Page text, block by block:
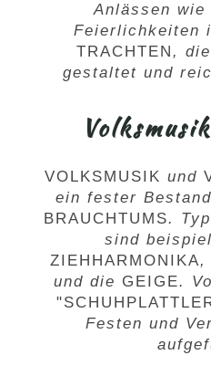
Anlässen wie
Feierlichkeiten
TRACHTEN,
gestaltet und
VOLKSMUSIK und
ein fester
BRAUCHTUMS.
sind
ZIEHHARMONIKA,
und die GEIGE.
"
Festen und